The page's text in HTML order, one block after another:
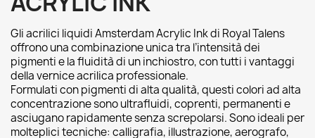
Gli acrilici liquidi Amsterdam Acrylic Ink di Royal Talens
offrono una combinazione unica tra l’intensità dei
pigmenti e la fluidità di un inchiostro, con tutti i vantaggi
della vernice acrilica professionale.
Formulati con pigmenti di alta qualità, questi colori ad alta
concentrazione sono ultrafluidi, coprenti, permanenti e
asciugano rapidamente senza screpolarsi. Sono ideali per
molteplici tecniche: calligrafia, illustrazione, aerografo,